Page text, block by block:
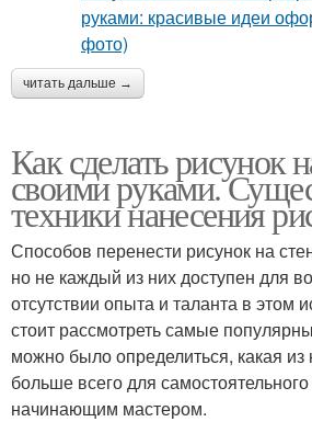
читать дальше →
Как сделать рисунок
своими руками.
техники нанесения
Способов перенести рисунок на
но не каждый из них доступен для
отсутствии опыта и таланта в этом
стоит рассмотреть самые
можно было определиться, какая из
больше всего для
начинающим мастером.